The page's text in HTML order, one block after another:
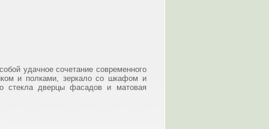
удачное сочетание современного
и полками, зеркало со шкафом и
стекла дверцы фасадов и матовая